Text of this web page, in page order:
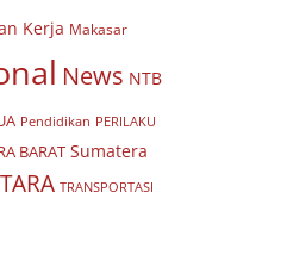
Kerja Makasar
News NTB
Pendidikan PERILAKU
BARAT Sumatera
TRANSPORTASI